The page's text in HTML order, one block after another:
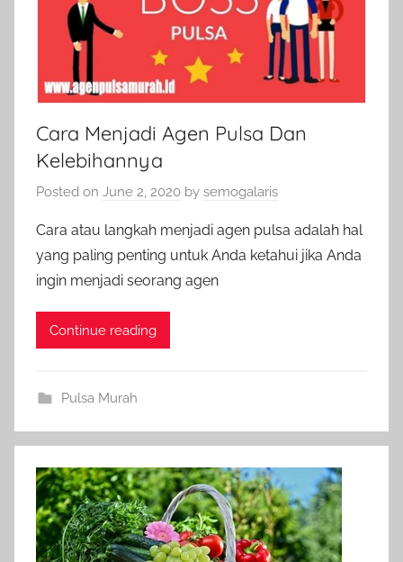
Cara Menjadi Agen Pulsa Dan
Kelebihannya
Posted on June 2, 2020 by semogalaris
Cara atau langkah menjadi agen pulsa adalah hal
yang paling penting untuk Anda ketahui jika Anda
ingin menjadi seorang agen
Continue reading
Pulsa Murah